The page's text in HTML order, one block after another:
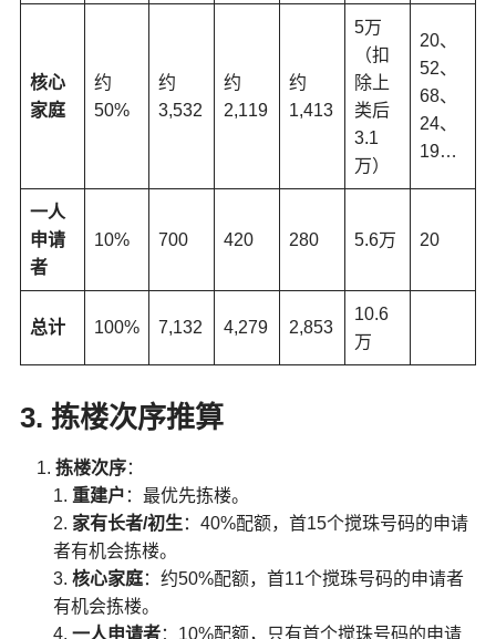
核心
家庭
约
50%
约
3,532
约
2,119
约
1,413
5万
（扣
除上
类后
3.1
万）
20、
52、
68、
24、
19…
一人
申请
者
10% 700 420 280 5.6万 20
总计 100% 7,132 4,279 2,853
10.6
万
3. 拣楼次序推算
拣楼次序：
重建户 ：最优先拣楼。
家有长者/初生 ：40%配额，首15个搅珠号码的申请
者有机会拣楼。
核心家庭：约50%配额，首11个搅珠号码的申请者
有机会拣楼。
一人申请者：10%配额，只有首个搅珠号码的申请